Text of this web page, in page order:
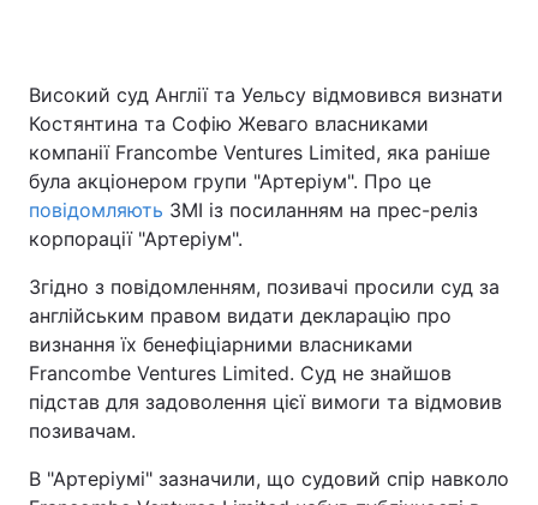
Високий суд Англії та Уельсу відмовився визнати
Костянтина та Софію Жеваго власниками
компанії Francombe Ventures Limited, яка раніше
була акціонером групи "Артеріум". Про це
повідомляють ЗМІ із посиланням на прес-реліз
корпорації "Артеріум".
Згідно з повідомленням, позивачі просили суд за
англійським правом видати декларацію про
визнання їх бенефіціарними власниками
Francombe Ventures Limited. Суд не знайшов
підстав для задоволення цієї вимоги та відмовив
позивачам.
В "Артеріумі" зазначили, що судовий спір навколо